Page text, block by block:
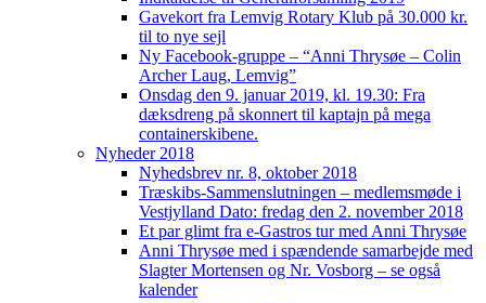
Gavekort fra Lemvig Rotary Klub på 30.000 kr.
til to nye sejl
Ny Facebook-gruppe – “Anni Thrysøe – Colin
Archer Laug, Lemvig”
Onsdag den 9. januar 2019, kl. 19.30: Fra
dæksdreng på skonnert til kaptajn på mega
containerskibene.
Nyheder 2018
Nyhedsbrev nr. 8, oktober 2018
Træskibs-Sammenslutningen – medlemsmøde i
Vestjylland Dato: fredag den 2. november 2018
Et par glimt fra e-Gastros tur med Anni Thrysøe
Anni Thrysøe med i spændende samarbejde med
Slagter Mortensen og Nr. Vosborg – se også
kalender